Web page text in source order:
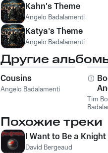
Kahn's Theme
Angelo Badalamenti
Katya's Theme
Angelo Badalamenti
Другие
Cousins
Angelo Badalamenti
Tim
Похожие треки
I Want to Be a
David Bergeaud